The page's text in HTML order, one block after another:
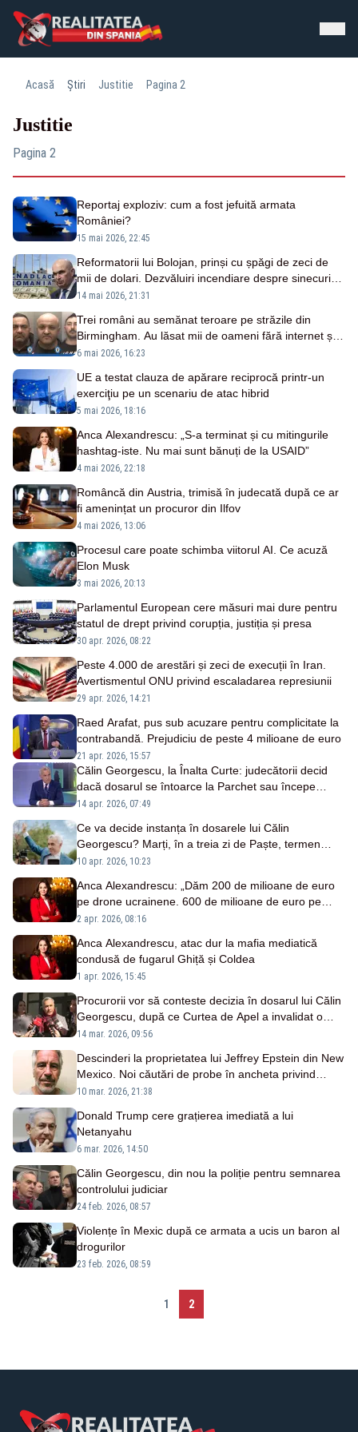
Acasă Știri Justitie Pagina 2
Justitie
Pagina 2
Reportaj exploziv: cum a fost jefuită armata
României?
15 mai 2026, 22:45
Reformatorii lui Bolojan, prinși cu șpăgi de zeci de
mii de dolari. Dezvăluiri incendiare despre sinecuriștii
pentru care premierul închide ochii
14 mai 2026, 21:31
Trei români au semănat teroare pe străzile din
Birmingham. Au lăsat mii de oameni fără internet și
telefon
6 mai 2026, 16:23
UE a testat clauza de apărare reciprocă printr-un
exerciţiu pe un scenariu de atac hibrid
5 mai 2026, 18:16
Anca Alexandrescu: „S-a terminat și cu mitingurile
hashtag-iste. Nu mai sunt bănuți de la USAID”
4 mai 2026, 22:18
Româncă din Austria, trimisă în judecată după ce ar
fi amenințat un procuror din Ilfov
4 mai 2026, 13:06
Procesul care poate schimba viitorul AI. Ce acuză
Elon Musk
3 mai 2026, 20:13
Parlamentul European cere măsuri mai dure pentru
statul de drept privind corupția, justiția și presa
30 apr. 2026, 08:22
Peste 4.000 de arestări și zeci de execuții în Iran.
Avertismentul ONU privind escaladarea represiunii
29 apr. 2026, 14:21
Raed Arafat, pus sub acuzare pentru complicitate la
contrabandă. Prejudiciu de peste 4 milioane de euro
21 apr. 2026, 15:57
Călin Georgescu, la Înalta Curte: judecătorii decid
dacă dosarul se întoarce la Parchet sau începe
judecata pe fond
14 apr. 2026, 07:49
Ce va decide instanța în dosarele lui Călin
Georgescu? Marți, în a treia zi de Paște, termen
important la Curtea Supremă
10 apr. 2026, 10:23
Anca Alexandrescu: „Dăm 200 de milioane de euro
pe drone ucrainene. 600 de milioane de euro pe
vaccinurile Pfizer!”
2 apr. 2026, 08:16
Anca Alexandrescu, atac dur la mafia mediatică
condusă de fugarul Ghiță și Coldea
1 apr. 2026, 15:45
Procurorii vor să conteste decizia în dosarul lui Călin
Georgescu, după ce Curtea de Apel a invalidat o
serie de probe
14 mar. 2026, 09:56
Descinderi la proprietatea lui Jeffrey Epstein din New
Mexico. Noi căutări de probe în ancheta privind
abuzurile sexuale
10 mar. 2026, 21:38
Donald Trump cere grațierea imediată a lui
Netanyahu
6 mar. 2026, 14:50
Călin Georgescu, din nou la poliție pentru semnarea
controlului judiciar
24 feb. 2026, 08:57
Violențe în Mexic după ce armata a ucis un baron al
drogurilor
23 feb. 2026, 08:59
1 2